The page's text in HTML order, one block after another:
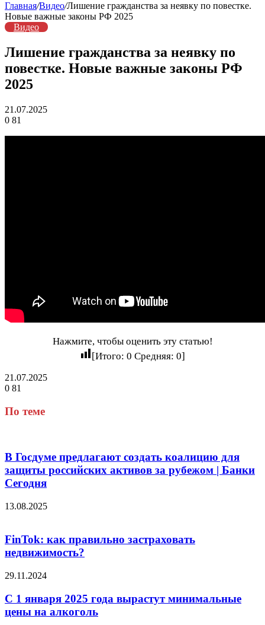
Главная/Видео/Лишение гражданства за неявку по повестке.
Новые важные законы РФ 2025
Видео
Лишение гражданства за неявку по
повестке. Новые важные законы РФ
2025
21.07.2025
0 81
Нажмите, чтобы оценить эту статью!
[Итого: 0 Средняя: 0]
21.07.2025
0 81
через
По теме
В Госдуме предлагают создать коалицию для
защиты российских активов за рубежом | Банки
Сегодня
13.08.2025
FinTok: как правильно застраховать
недвижимость?
29.11.2024
C 1 января 2025 года вырастут минимальные
цены на алкоголь